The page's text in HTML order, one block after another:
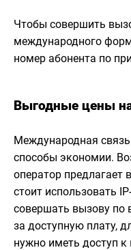
Чтобы совершить
международного
номер абонента по
Выгодные цены
Международная
способы экономии.
оператор предлагает
стоит использовать
совершать вызову по
за доступную плату,
нужно иметь доступ